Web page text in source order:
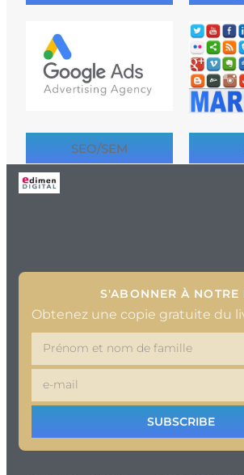
SEO/SEM
S'ABONNER À NOTRE
Obtenez une copie gratuite du
SUBSCRIBE